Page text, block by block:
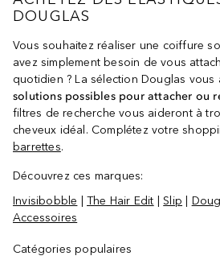
DOUGLAS
Vous souhaitez réaliser une coiffure
avez simplement besoin de vous
quotidien ? La sélection Douglas
solutions possibles pour attacher ou
filtres de recherche vous aideront à
cheveux idéal. Complétez votre
barrettes.
Découvrez ces marques:
Invisibobble |The Hair Edit |Slip
Accessoires
Catégories populaires